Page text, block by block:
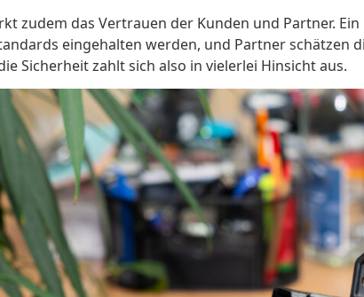
zudem das Vertrauen der Kunden und Partner.
eingehalten werden, und Partner
Sicherheit zahlt sich also in vielerlei Hinsicht aus.